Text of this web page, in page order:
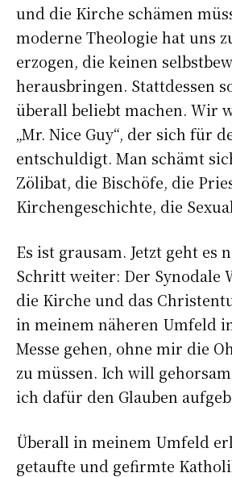
und die Kirche schämen
moderne Theologie hat uns
erzogen, die keinen
herausbringen. Stattdessen
überall beliebt machen. Wir
„Mr. Nice Guy“, der sich für
entschuldigt. Man schämt
Zölibat, die Bischöfe, die
Kirchengeschichte, die
Es ist grausam. Jetzt geht es
Schritt weiter: Der Synodale
die Kirche und das
in meinem näheren Umfeld
Messe gehen, ohne mir die
zu müssen. Ich will
ich dafür den Glauben
Überall in meinem Umfeld
getaufte und gefirmte